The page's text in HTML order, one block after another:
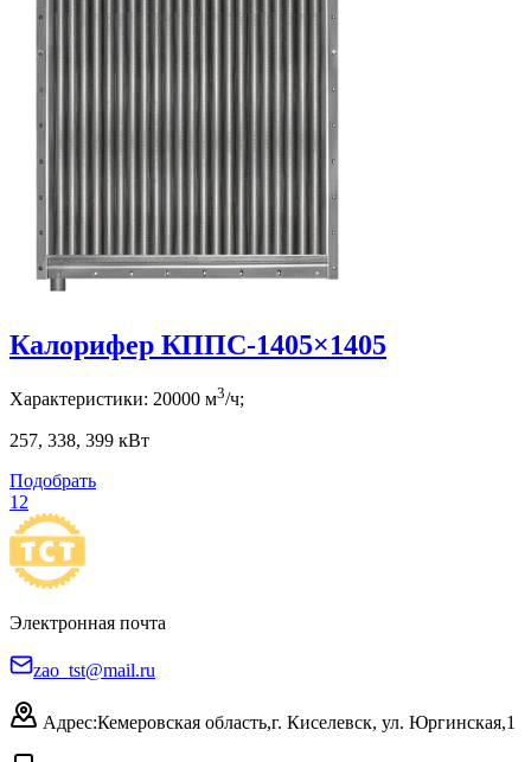
Калорифер КППС-1405×1405
Характеристики: 20000 м3/ч;
257, 338, 399 кВт
Подобрать
1 2
Электронная почта
zao_tst@mail.ru
Адрес:Кемеровская область,г. Киселевск, ул. Юргинская,1